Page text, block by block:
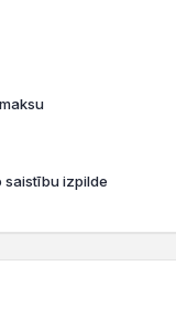
saistību izpilde